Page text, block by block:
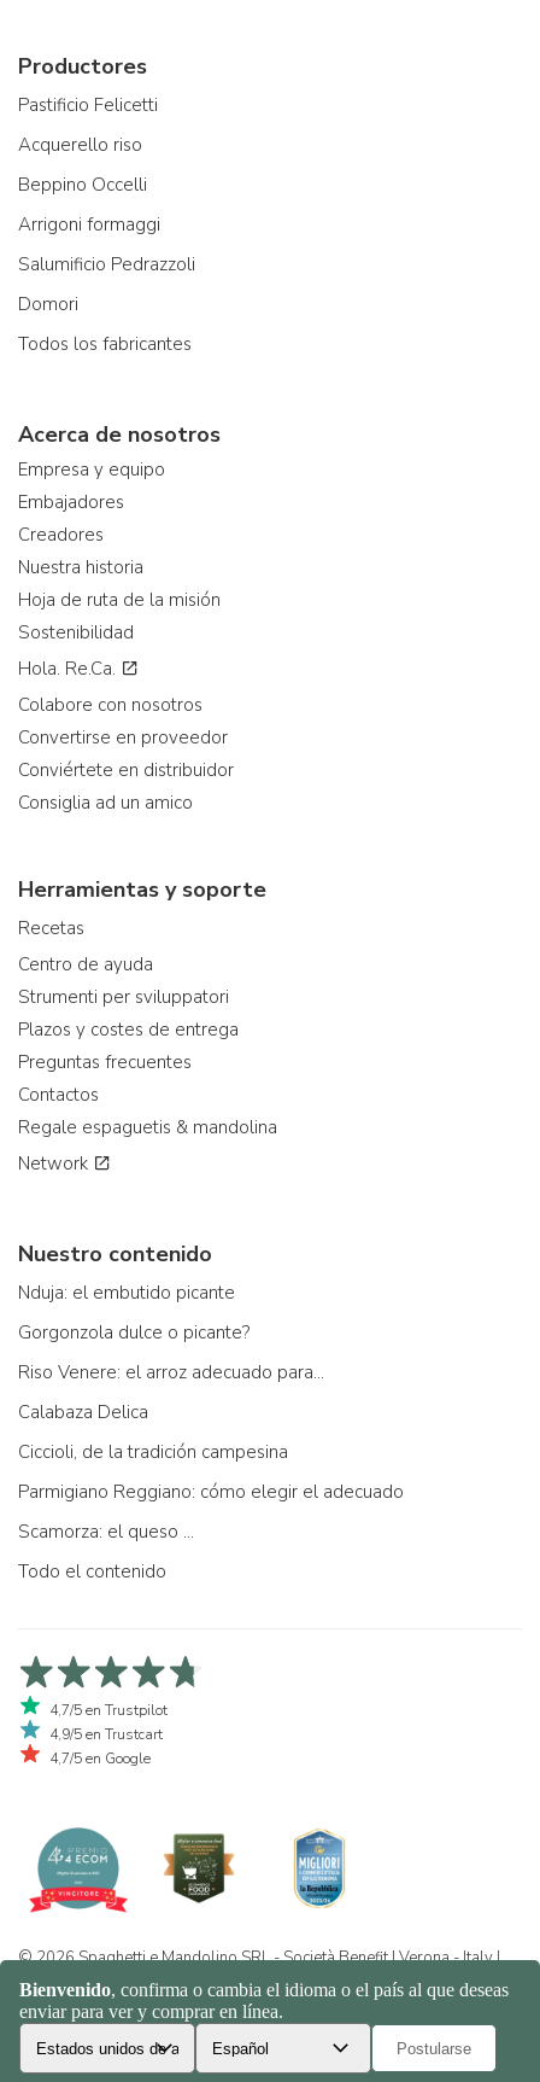
Productores
Pastificio Felicetti
Acquerello riso
Beppino Occelli
Arrigoni formaggi
Salumificio Pedrazzoli
Domori
Todos los fabricantes
Acerca de nosotros
Empresa y equipo
Embajadores
Creadores
Nuestra historia
Hoja de ruta de la misión
Sostenibilidad
Hola. Re.Ca.
Colabore con nosotros
Convertirse en proveedor
Conviértete en distribuidor
Consiglia ad un amico
Herramientas y soporte
Recetas
Centro de ayuda
Strumenti per sviluppatori
Plazos y costes de entrega
Preguntas frecuentes
Contactos
Regale espaguetis & mandolina
Network
Nuestro contenido
Nduja: el embutido picante
Gorgonzola dulce o picante?
Riso Venere: el arroz adecuado para...
Calabaza Delica
Ciccioli, de la tradición campesina
Parmigiano Reggiano: cómo elegir el adecuado
Scamorza: el queso ...
Todo el contenido
4,7/5 en Trustpilot
4,9/5 en Trustcart
4,7/5 en Google
© 2026 Spaghetti e Mandolino SRL - Società Benefit | Verona - Italy |
+39 351 865 9444 | P.I. IT04913730232 | Certificazione BIO: IT-BIO-
016.380-0110744.2026.001 | REA VR-455804 | Política de privacidad
y cookies|Sitemap